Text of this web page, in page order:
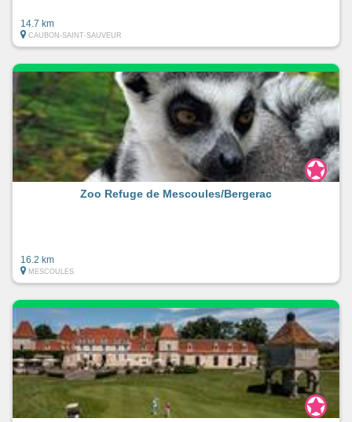
14.7 km
CAUBON-SAINT-SAUVEUR
Zoo Refuge de Mescoules/Bergerac
16.2 km
MESCOULES